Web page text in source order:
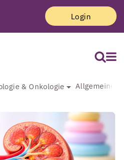
Login
& Onkologie Allgemeine